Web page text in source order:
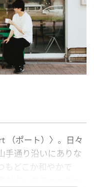
（ポート）〉。日々
手通り沿いにありな
もどこか和やかで